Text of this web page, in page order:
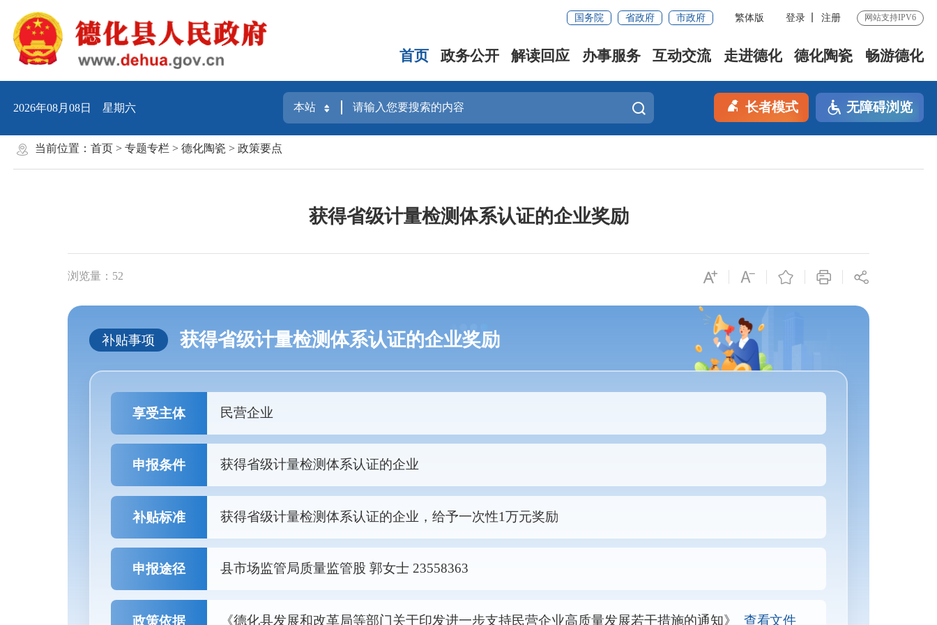
国务院 省政府 市政府 繁体版 登录 注册 网站支持IPV6
首页 政务公开 解读回应 办事服务 互动交流 走进德化 德化陶瓷 畅游德化
2026年08月08日 星期六 长者模式 无障碍浏览
当前位置： 首页 > 专题专栏 > 德化陶瓷 > 政策要点
获得省级计量检测体系认证的企业奖励
浏览量： 52
补贴事项 获得省级计量检测体系认证的企业奖励
享受主体 民营企业
申报条件 获得省级计量检测体系认证的企业
补贴标准 获得省级计量检测体系认证的企业，给予一次性1万元奖励
申报途径 县市场监管局质量监管股 郭女士 23558363
政策依据 《德化县发展和改革局等部门关于印发进一步支持民营企业高质量发展若干措施的通知》查看文件